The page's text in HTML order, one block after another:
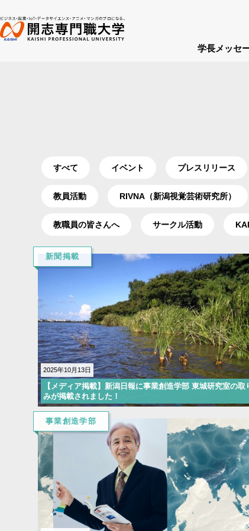
学長メッセ
すべて イベント プレスリリース
教員活動 RIVNA（新潟視覚芸術研究所）
教職員の皆さんへ サークル活動
2025年10月13日
新聞掲載
【メディア掲載】新潟日報に事業創造学部 東城研究室の取
みが掲載されました！
事業創造学部